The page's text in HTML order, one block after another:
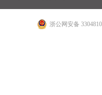
浙公网安备